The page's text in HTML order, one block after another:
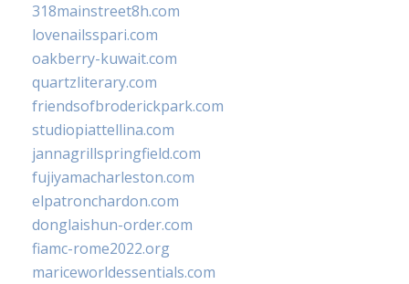
318mainstreet8h.com
lovenailsspari.com
oakberry-kuwait.com
quartzliterary.com
friendsofbroderickpark.com
studiopiattellina.com
jannagrillspringfield.com
fujiyamacharleston.com
elpatronchardon.com
donglaishun-order.com
fiamc-rome2022.org
mariceworldessentials.com